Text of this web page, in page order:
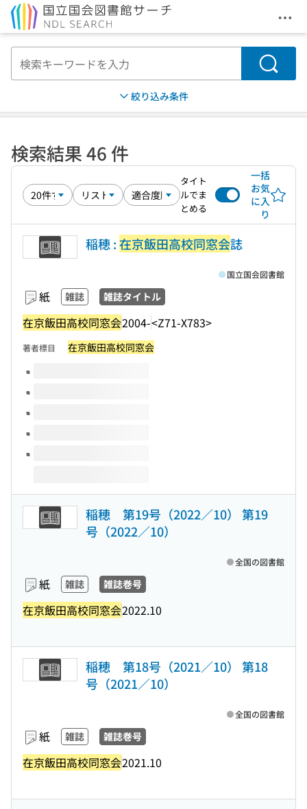
メ
検索
絞り込み条件
検索結果 46 件
タイト
ルでま
とめる
一括
お気
に入
り
稲穂 :在京飯田高校同窓会誌
紙 雑誌 雑誌タイトル
在京飯田高校同窓会2004-<Z71-X783>
国立国会図書館
著者標目 在京飯田高校同窓会
このタイトルの巻号
稲穂 第19号（2022／10） 第19
号（2022／10）
紙 雑誌 雑誌巻号
在京飯田高校同窓会2022.10
全国の図書館
稲穂 第18号（2021／10） 第18
号（2021／10）
紙 雑誌 雑誌巻号
在京飯田高校同窓会2021.10
全国の図書館